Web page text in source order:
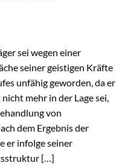
sei wegen einer
seiner geistigen Kräfte
unfähig geworden, da er
mehr in der Lage sei,
von
dem Ergebnis der
er infolge seiner
[…]